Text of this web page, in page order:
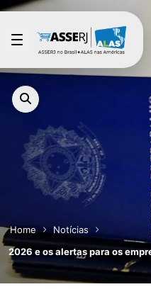
Pular para o Conteúdo
Home
Notícias
2026 e os alertas para os